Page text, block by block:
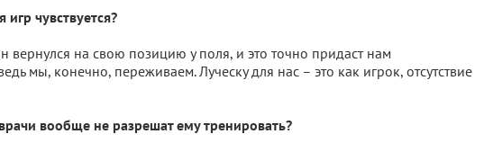
чувствуется?
вернулся на свою позицию у поля, и это точно придаст нам
мы, конечно, переживаем. Луческу для нас – это как игрок, отсутствие
вообще не разрешат ему тренировать?